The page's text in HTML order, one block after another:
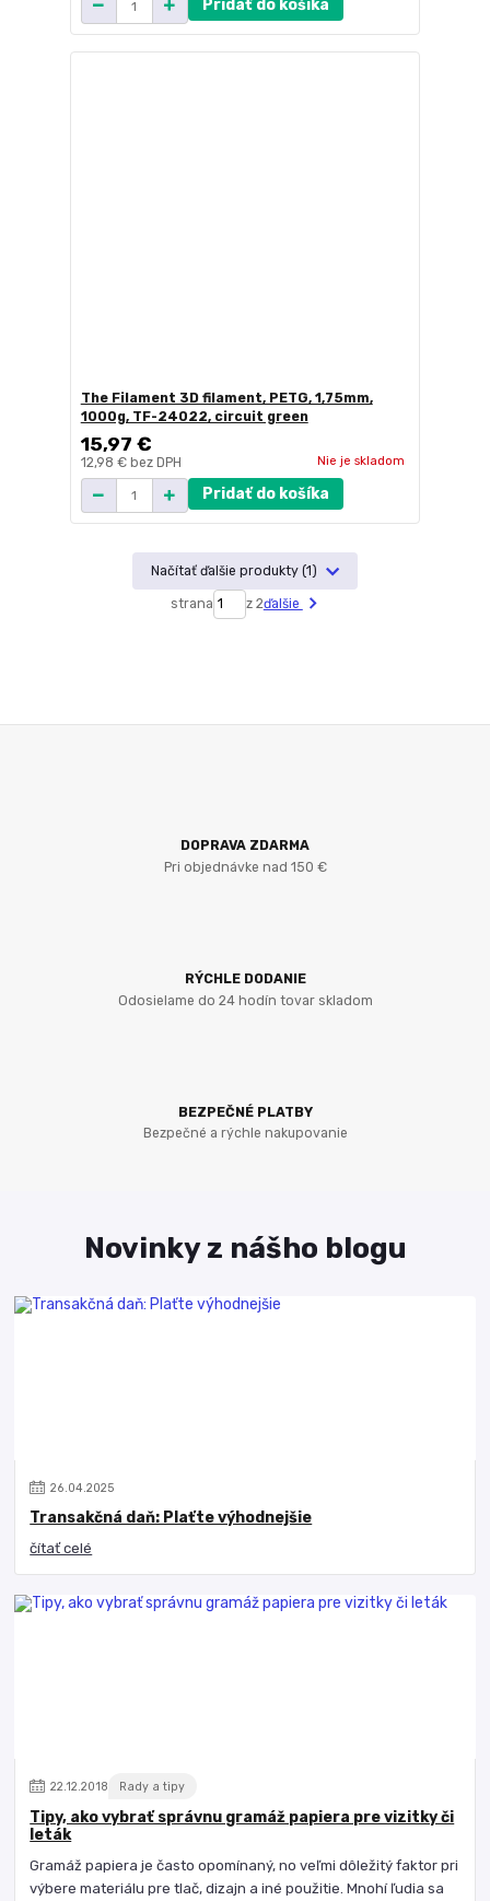
Pridať do košíka
The Filament 3D filament, PETG, 1,75mm,
1000g, TF-24022, circuit green
15,97 €
12,98 € bez DPH Nie je skladom
Pridať do košíka
Načítať ďalšie produkty (1)
strana z 2ďalšie
DOPRAVA ZDARMA
Pri objednávke nad 150 €
RÝCHLE DODANIE
Odosielame do 24 hodín tovar skladom
BEZPEČNÉ PLATBY
Bezpečné a rýchle nakupovanie
Novinky z nášho blogu
26.04.2025
Transakčná daň: Plaťte výhodnejšie
čítať celé
22.12.2018 Rady a tipy
Tipy, ako vybrať správnu gramáž papiera pre vizitky či
leták
Gramáž papiera je často opomínaný, no veľmi dôležitý faktor pri
výbere materiálu pre tlač, dizajn a iné použitie. Mnohí ľudia sa